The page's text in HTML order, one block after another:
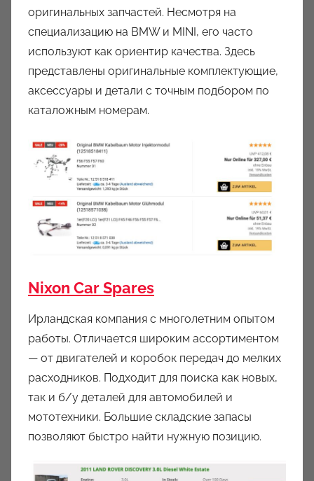
оригинальных запчастей. Несмотря на
специализацию на BMW и MINI, его часто
используют как ориентир качества. Здесь
представлены оригинальные комплектующие,
аксессуары и детали с точным подбором по
каталожным номерам.
Nixon Car Spares
Ирландская компания с многолетним опытом
работы. Отличается широким ассортиментом
— от двигателей и коробок передач до мелких
расходников. Подходит для поиска как новых,
так и б/у деталей для автомобилей и
мототехники. Большие складские запасы
позволяют быстро найти нужную позицию.